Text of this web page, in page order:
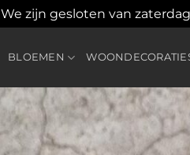
We zijn gesloten van
BLOEMEN